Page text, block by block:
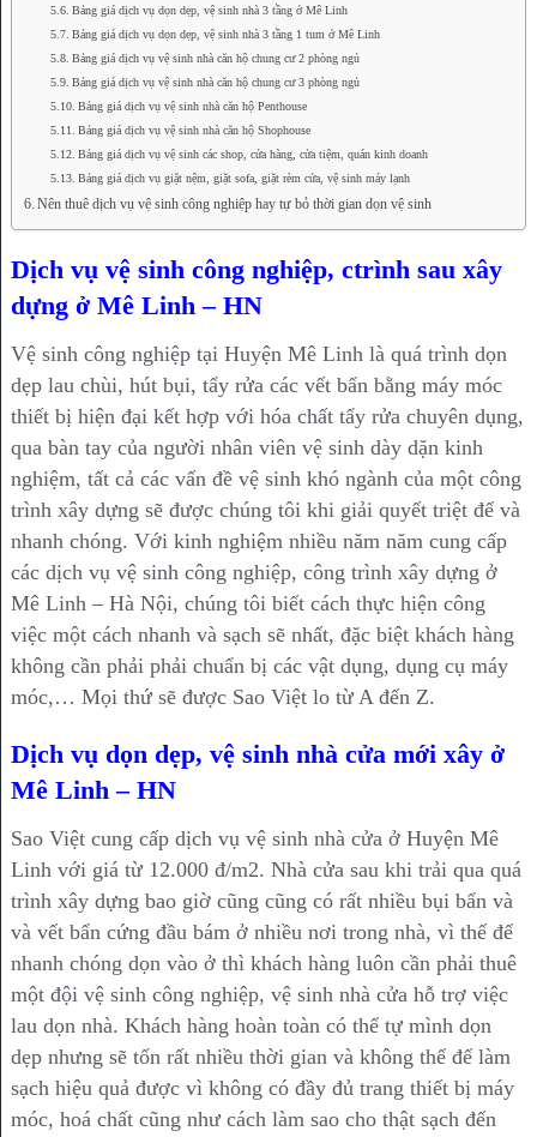
Bảng giá dịch vụ dọn dẹp, vệ sinh nhà 3 tầng ở Mê Linh
Bảng giá dịch vụ dọn dẹp, vệ sinh nhà 3 tầng 1 tum ở Mê Linh
Bảng giá dịch vụ vệ sinh nhà căn hộ chung cư 2 phòng ngủ
Bảng giá dịch vụ vệ sinh nhà căn hộ chung cư 3 phòng ngủ
Bảng giá dịch vụ vệ sinh nhà căn hộ Penthouse
Bảng giá dịch vụ vệ sinh nhà căn hộ Shophouse
Bảng giá dịch vụ vệ sinh các shop, cửa hàng, cửa tiệm, quán kinh doanh
Bảng giá dịch vụ giặt nệm, giặt sofa, giặt rèm cửa, vệ sinh máy lạnh
Nên thuê dịch vụ vệ sinh công nghiệp hay tự bỏ thời gian dọn vệ sinh
Dịch vụ vệ sinh công nghiệp, ctrình sau xây
dựng ở Mê Linh – HN
Vệ sinh công nghiệp tại Huyện Mê Linh là quá trình dọn
dẹp lau chùi, hút bụi, tẩy rửa các vết bẩn bằng máy móc
thiết bị hiện đại kết hợp với hóa chất tẩy rửa chuyên dụng,
qua bàn tay của người nhân viên vệ sinh dày dặn kinh
nghiệm, tất cả các vấn đề vệ sinh khó ngành của một công
trình xây dựng sẽ được chúng tôi khi giải quyết triệt để và
nhanh chóng. Với kinh nghiệm nhiều năm năm cung cấp
các dịch vụ vệ sinh công nghiệp, công trình xây dựng ở
Mê Linh – Hà Nội, chúng tôi biết cách thực hiện công
việc một cách nhanh và sạch sẽ nhất, đặc biệt khách hàng
không cần phải phải chuẩn bị các vật dụng, dụng cụ máy
móc,… Mọi thứ sẽ được Sao Việt lo từ A đến Z.
Dịch vụ dọn dẹp, vệ sinh nhà cửa mới xây ở
Mê Linh – HN
Sao Việt cung cấp dịch vụ vệ sinh nhà cửa ở Huyện Mê
Linh với giá từ 12.000 đ/m2. Nhà cửa sau khi trải qua quá
trình xây dựng bao giờ cũng cũng có rất nhiều bụi bẩn và
và vết bẩn cứng đầu bám ở nhiều nơi trong nhà, vì thế để
nhanh chóng dọn vào ở thì khách hàng luôn cần phải thuê
một đội vệ sinh công nghiệp, vệ sinh nhà cửa hỗ trợ việc
lau dọn nhà. Khách hàng hoàn toàn có thể tự mình dọn
dẹp nhưng sẽ tốn rất nhiều thời gian và không thể để làm
sạch hiệu quả được vì không có đầy đủ trang thiết bị máy
móc, hoá chất cũng như cách làm sao cho thật sạch đến